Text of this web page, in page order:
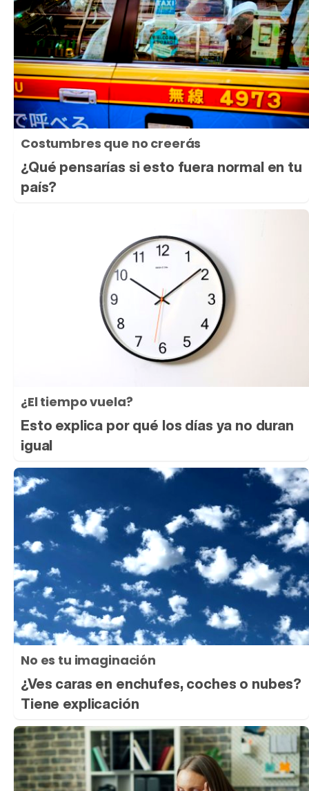
Costumbres que no creerás
¿Qué pensarías si esto fuera normal en tu
país?
¿El tiempo vuela?
Esto explica por qué los días ya no duran
igual
No es tu imaginación
¿Ves caras en enchufes, coches o nubes?
Tiene explicación